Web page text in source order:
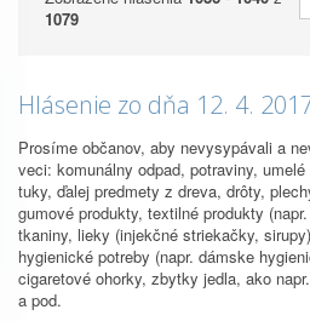
1079
Hlásenie zo dňa 12. 4.
Prosíme občanov, aby nevysypávali a
veci: komunálny odpad, potraviny,
tuky, ďalej predmety z dreva, drôty,
gumové produkty, textilné produkty
tkaniny, lieky (injekčné striekačky,
hygienické potreby (napr. dámske
cigaretové ohorky, zbytky jedla, ako
a pod.